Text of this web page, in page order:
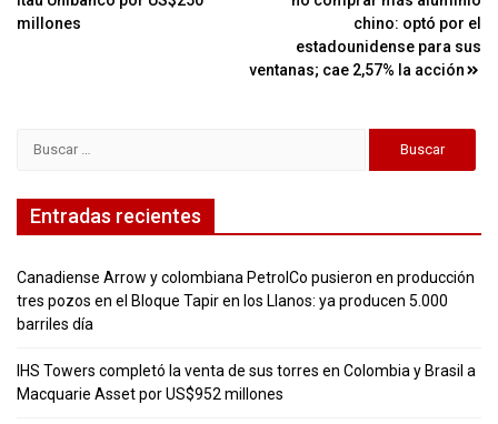
entradas
millones
chino: optó por el
estadounidense para sus
ventanas; cae 2,57% la acción
Entradas recientes
Canadiense Arrow y colombiana PetrolCo pusieron en producción
tres pozos en el Bloque Tapir en los Llanos: ya producen 5.000
barriles día
IHS Towers completó la venta de sus torres en Colombia y Brasil a
Macquarie Asset por US$952 millones